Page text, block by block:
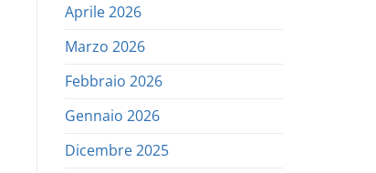
Aprile 2026
Marzo 2026
Febbraio 2026
Gennaio 2026
Dicembre 2025